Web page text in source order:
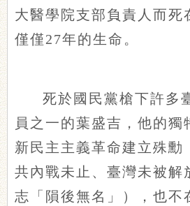
大醫學院支部負責人而死
僅僅27年的生命。
死於國民黨槍下許多
員之一的葉盛吉，他的獨
新民主主義革命建立殊勳
共內戰未止、臺灣未被解
志「隕後無名」），也不